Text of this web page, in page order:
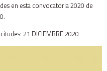
en esta convocatoria 2020 de
21 DICIEMBRE 2020